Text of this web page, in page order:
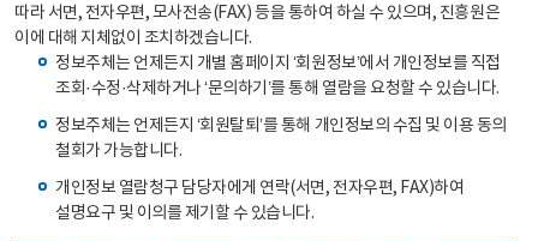
따라 서면, 전자우편, 모사전송(FAX) 등을 통하여 하실 수 있으며, 진흥원은
이에 대해 지체없이 조치하겠습니다.
정보주체는 언제든지 개별 홈페이지 ‘회원정보’에서 개인정보를 직접
조회·수정·삭제하거나 ‘문의하기’를 통해 열람을 요청할 수 있습니다.
정보주체는 언제든지 ‘회원탈퇴’를 통해 개인정보의 수집 및 이용 동의
철회가 가능합니다.
개인정보 열람청구 담당자에게 연락(서면, 전자우편, FAX)하여
설명요구 및 이의를 제기할 수 있습니다.